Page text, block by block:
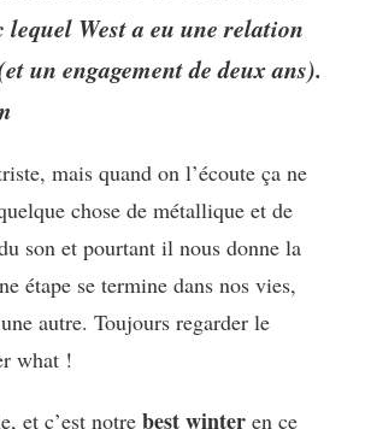
lequel West a eu une relation
un engagement de deux ans).
mais quand on l’écoute ça ne
chose de métallique et de
son et pourtant il nous donne la
étape se termine dans nos vies,
autre. Toujours regarder le
what !
et c’est notre best winter en ce